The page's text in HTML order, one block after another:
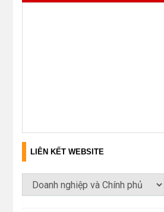
LIÊN KẾT WEBSITE